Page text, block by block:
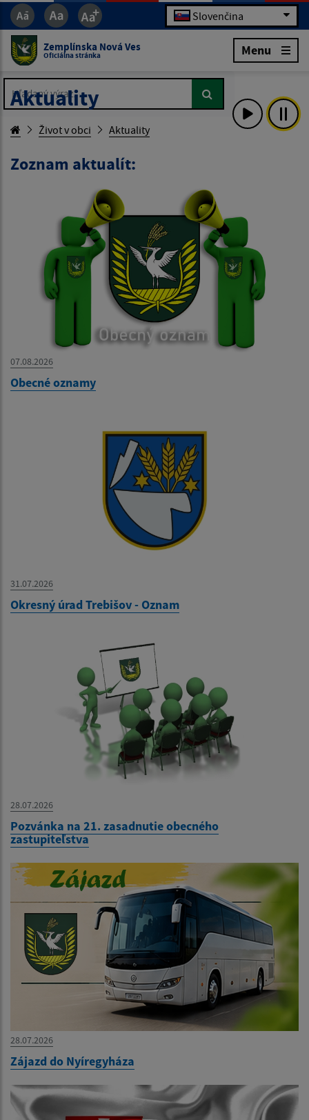
Slovenčina
Zemplínska Nová Ves
Oficiálna stránka Menu
Hľadaný výraz...
Hľadaný výraz...
Aktuality
Život v obci Aktuality
Zoznam aktualít:
07.08.2026
Obecné oznamy
31.07.2026
Okresný úrad Trebišov - Oznam
28.07.2026
Pozvánka na 21. zasadnutie obecného
zastupiteľstva
28.07.2026
Zájazd do Nyíregyháza